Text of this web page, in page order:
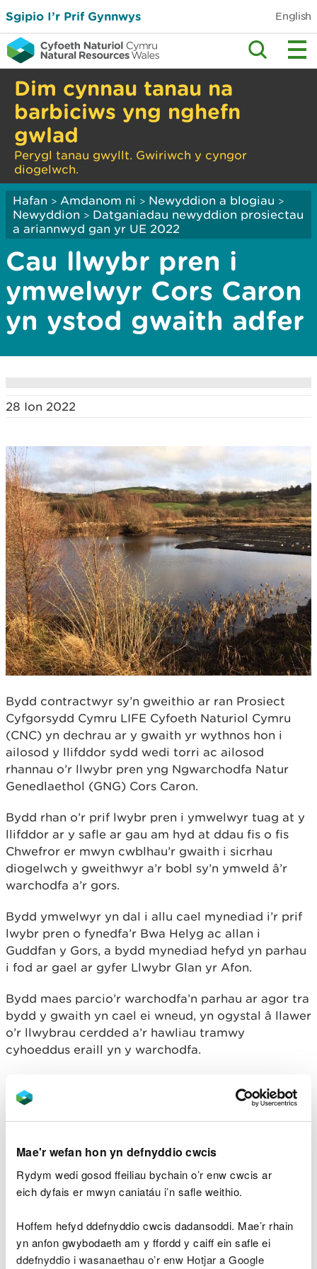
Mae'r wefan hon yn defnyddio cwcis
Rydym wedi gosod ffeiliau bychain o’r enw cwcis ar
eich dyfais er mwyn caniatáu i’n safle weithio.
Hoffem hefyd ddefnyddio cwcis dadansoddi. Mae’r rhain
yn anfon gwybodaeth am y ffordd y caiff ein safle ei
ddefnyddio i wasanaethau o’r enw Hotjar a Google
Sgipio I’r Prif Gynnwys English
Dim cynnau tanau na
barbiciws yng nghefn
gwlad
Perygl tanau gwyllt. Gwiriwch y cyngor
diogelwch.
Hafan > Amdanom ni > Newyddion a blogiau >
Newyddion > Datganiadau newyddion prosiectau
a ariannwyd gan yr UE 2022
Cau llwybr pren i
ymwelwyr Cors Caron
yn ystod gwaith adfer
28 Ion 2022
Bydd contractwyr sy’n gweithio ar ran Prosiect
Cyfgorsydd Cymru LIFE Cyfoeth Naturiol Cymru
(CNC) yn dechrau ar y gwaith yr wythnos hon i
ailosod y llifddor sydd wedi torri ac ailosod
rhannau o’r llwybr pren yng Ngwarchodfa Natur
Genedlaethol (GNG) Cors Caron.
Bydd rhan o’r prif lwybr pren i ymwelwyr tuag at y
llifddor ar y safle ar gau am hyd at ddau fis o fis
Chwefror er mwyn cwblhau’r gwaith i sicrhau
diogelwch y gweithwyr a’r bobl sy’n ymweld â’r
warchodfa a’r gors.
Bydd ymwelwyr yn dal i allu cael mynediad i’r prif
lwybr pren o fynedfa’r Bwa Helyg ac allan i
Guddfan y Gors, a bydd mynediad hefyd yn parhau
i fod ar gael ar gyfer Llwybr Glan yr Afon.
Bydd maes parcio’r warchodfa’n parhau ar agor tra
bydd y gwaith yn cael ei wneud, yn ogystal â llawer
o’r llwybrau cerdded a’r hawliau tramwy
cyhoeddus eraill yn y warchodfa.
mae'n rheoli lefelau dŵr a llif y dŵr ar y warchodfa.
ynddi, yna adeiladwyd y llwybr ymwelwyr ar ei
Mae’n bosibl bod ymwelwyr â’r warchodfa wedi
blynyddoedd diwethaf. Mae hyn yn bennaf
oherwydd effeithiau’r llifddor sydd wedi torri sydd
wedi dirywio ers ei gosod gyntaf yn 2005.